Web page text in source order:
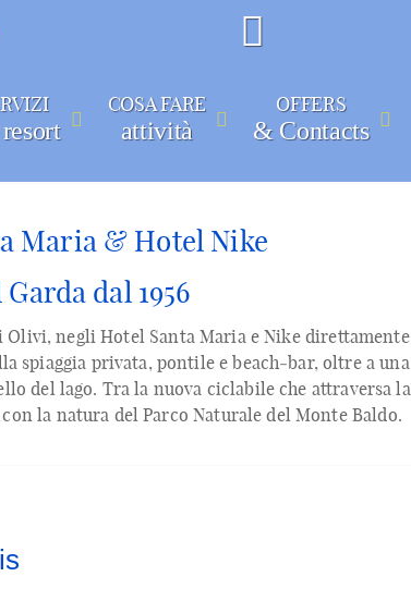
COSA FARE
attività
OFFERS
& Contacts
Maria & Hotel Nike
dal 1956
negli Hotel Santa Maria e Nike direttamente
spiaggia privata, pontile e beach‑bar, oltre a una
del lago. Tra la nuova ciclabile che attraversa la
la natura del Parco Naturale del Monte Baldo.